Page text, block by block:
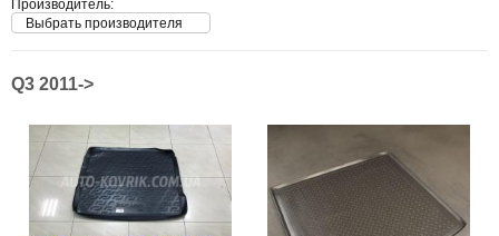
Производитель:
Выбрать производителя
Q3 2011->